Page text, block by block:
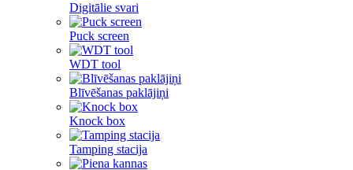
Digitālie svari
Puck screen
WDT tool
Blīvēšanas paklājiņi
Knock box
Tamping stacija